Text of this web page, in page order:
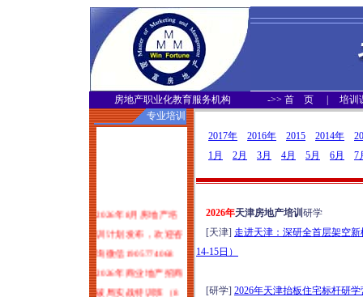
房地产职业化教育服务机构 ->> 首 页
培训
专业培训
2026年8月房地产培
训计划发布，欢迎咨
询微信1905774068
2026年商业地产招商
破局实战特训班（8
2017年 2016年 2015 2014年
1月
2月 3月 4月 5月 6月 7
2026年天津房地产培训 研学
[天津] 走进天津：深研全首层架空
14-15日）
[研学] 2026年天津抬板住宅标杆研